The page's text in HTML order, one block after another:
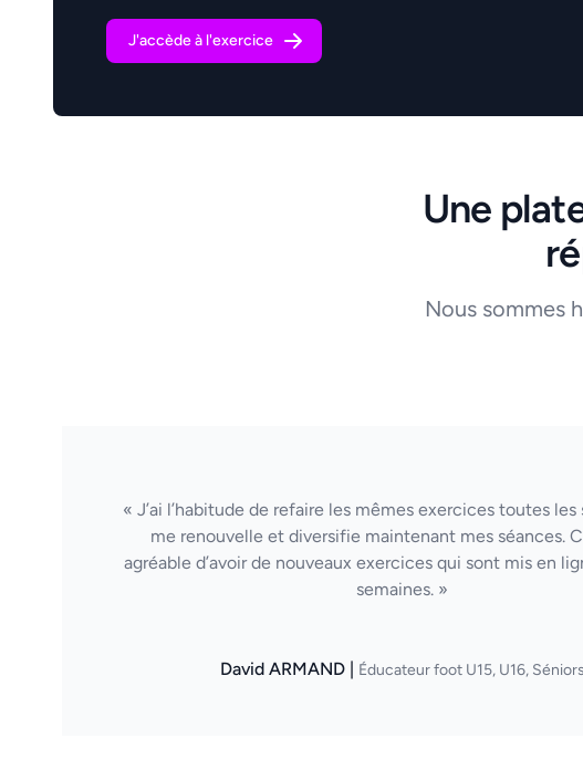
J'accède à l'exercice
Une
Nous sommes
« J’ai l’habitude de refaire les mêmes exercices toutes les
me renouvelle et diversifie maintenant mes séances.
agréable d’avoir de nouveaux exercices qui sont mis en
semaines. »
David ARMAND | Éducateur foot U15, U16, Séniors